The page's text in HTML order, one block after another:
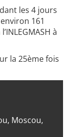
les 4 jours
161
à
la 25ème fois
Moscou,